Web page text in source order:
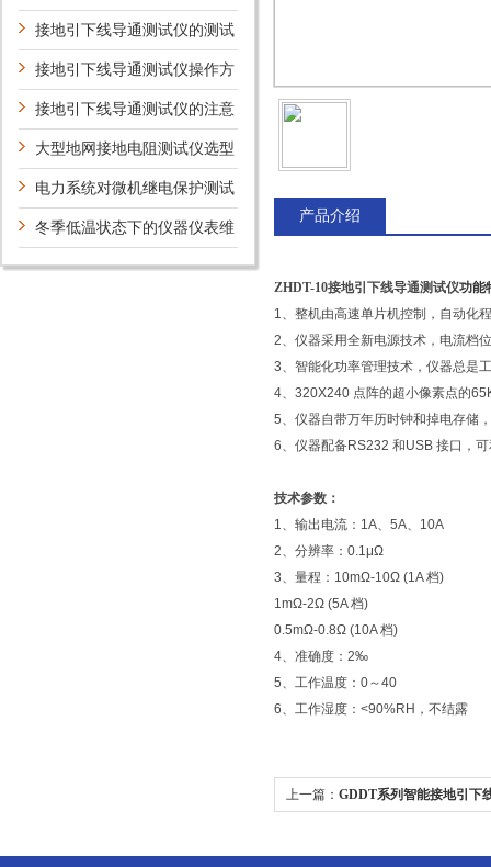
下线导通测试仪的正确使用步骤
接地引下线导通测试仪的测试
数据异常分析
接地引下线导通测试仪操作方
法攻略
接地引下线导通测试仪的注意
事项大型地网接地电阻测试仪选型
详解电力系统对微机继电保护测试
仪的基本要求（上）
冬季低温状态下的仪器仪表维
护工作
产品介绍
ZHDT-10接地引下线导通测试仪功能
1、整机由高速单片机控制，自动化
2、仪器采用全新电源技术，电流档
3、智能化功率管理技术，仪器总是
4、320X240 点阵的超小像素点的
5、仪器自带万年历时钟和掉电存储
6、仪器配备RS232 和USB 接口，
技术参数：
1、输出电流：1A、5A、10A
2、分辨率：0.1μΩ
3、量程：10mΩ-10Ω (1A 档)
1mΩ-2Ω (5A 档)
0.5mΩ-0.8Ω (10A 档)
4、准确度：2‰
5、工作温度：0～40
6、工作湿度：<90%RH，不结露
上一篇： GDDT系列智能接地引下